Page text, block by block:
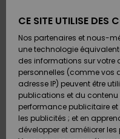
&
Surf
&
Surf
FEMME
A
Snow
SURF
Surf
Shop
Enfant
SNOW
Snow
Shop
Enfant
Snow
Shop
OUTLET
Enfant
Outlet
Retours
Carte
Cadeau
CE SITE UTILISE DES
Nos partenaires et nous-
une technologie
des informations sur votre
personnelles (comme vos
adresse IP) peuvent être
publications et du contenu
performance publicitaire
les publicités ; et en
développer et améliorer